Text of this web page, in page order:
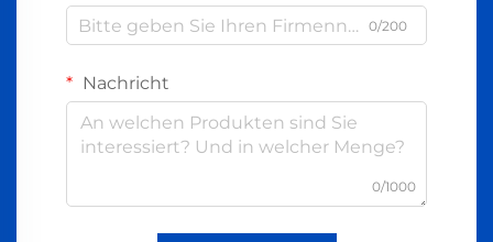
0/200
Nachricht
0/1000